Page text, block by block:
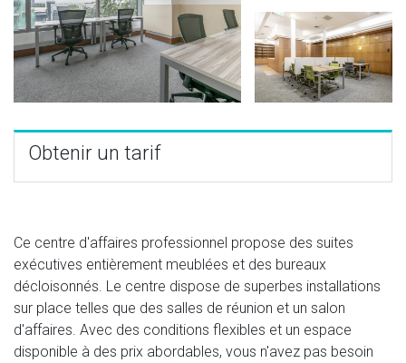
Obtenir un tarif
Ce centre d'affaires professionnel propose des suites
exécutives entièrement meublées et des bureaux
décloisonnés. Le centre dispose de superbes installations
sur place telles que des salles de réunion et un salon
d'affaires. Avec des conditions flexibles et un espace
disponible à des prix abordables, vous n'avez pas besoin